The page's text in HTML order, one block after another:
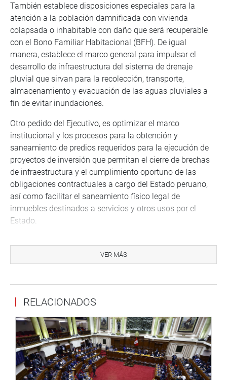
También establece disposiciones especiales para la
atención a la población damnificada con vivienda
colapsada o inhabitable con daño que será recuperable
con el Bono Familiar Habitacional (BFH). De igual
manera, establece el marco general para impulsar el
desarrollo de infraestructura del sistema de drenaje
pluvial que sirvan para la recolección, transporte,
almacenamiento y evacuación de las aguas pluviales a
fin de evitar inundaciones.
Otro pedido del Ejecutivo, es optimizar el marco
institucional y los procesos para la obtención y
saneamiento de predios requeridos para la ejecución de
proyectos de inversión que permitan el cierre de brechas
de infraestructura y el cumplimiento oportuno de las
obligaciones contractuales a cargo del Estado peruano,
así como facilitar el saneamiento físico legal de
inmuebles destinados a servicios y otros usos por el
Estado.
gestión y prestación de los servicios de saneamiento,
asegurando su sostenibilidad. Además, mejorar el marco
subnacional en el cierre de brechas de inversión,
Finalmeente, propone mejorar y consolidar las reglas,
criterios y procesos aplicados durante el planeamiento y
programación, formulación, estructuración, transacción y
ejecución contractual de los proyectos ejecutados al
VER MÁS
RELACIONADOS